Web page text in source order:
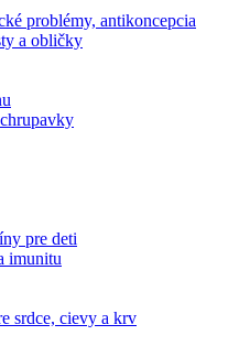
problémy, antikoncepcia
a obličky
pre deti
imunitu
srdce, cievy a krv